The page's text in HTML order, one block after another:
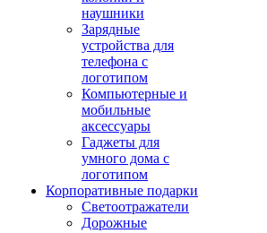
наушники
Зарядные
устройства для
телефона с
логотипом
Компьютерные и
мобильные
аксессуары
Гаджеты для
умного дома с
логотипом
Корпоративные подарки
Светоотражатели
Дорожные